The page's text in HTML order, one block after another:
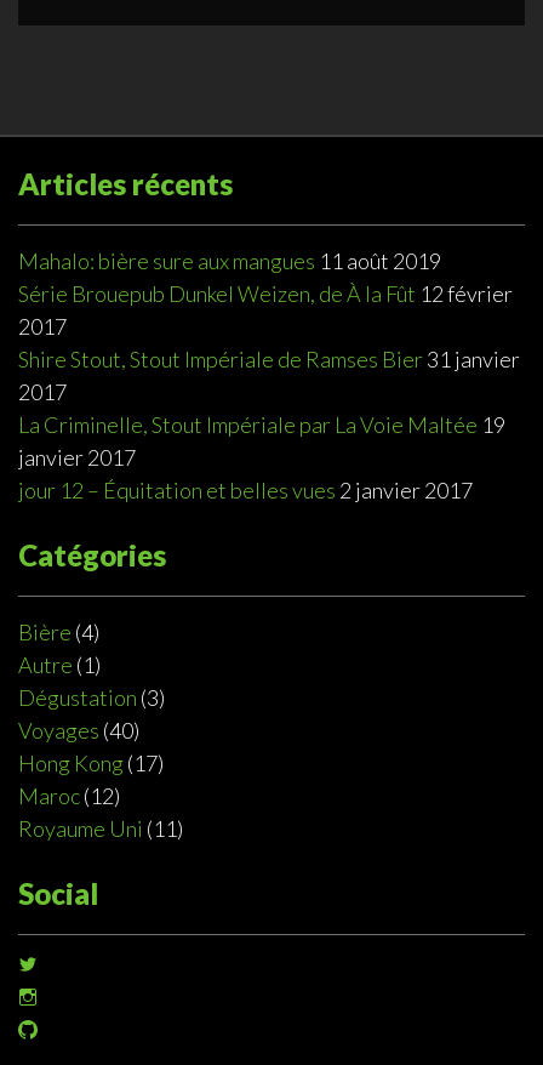
Articles récents
Mahalo: bière sure aux mangues 11 août 2019
Série Brouepub Dunkel Weizen, de À la Fût 12 février
2017
Shire Stout, Stout Impériale de Ramses Bier31 janvier
2017
La Criminelle, Stout Impériale par La Voie Maltée 19
janvier 2017
jour 12 – Équitation et belles vues 2 janvier 2017
Catégories
Bière (4)
Autre (1)
Dégustation (3)
Voyages (40)
Hong Kong (17)
Maroc(12)
Royaume Uni (11)
Social
de
@sophiedeziel
profil
Voir